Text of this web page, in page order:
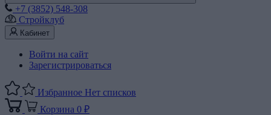
+7 (3852) 548-308
Стройклуб
Кабинет
Войти на сайт
Зарегистрироваться
Избранное Нет списков
Корзина 0 ₽